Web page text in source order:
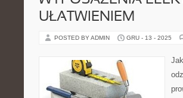
UŁATWIENIEM
POSTED BY ADMIN GRU - 13 - 2025